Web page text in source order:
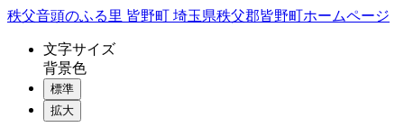
コ
秩父音頭のふる里 皆野町 埼玉県秩父郡皆野町ホームページ
文字サイズ
背景色
標準
拡大